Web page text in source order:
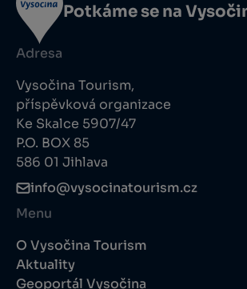
Potkáme se na
Adresa
Vysočina Tourism,
příspěvková organizace
Ke Skalce 5907/47
P.O. BOX 85
586 01 Jihlava
info@vysocinatourism.cz
Menu
O Vysočina Tourism
Aktuality
Geoportál Vysočina